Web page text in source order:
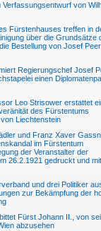
von
Fürstenhauses treffen in
über die Grundsätze
Bestellung von Josef
Regierungschef Josef
einen
Leo Strisower erstattet
des Fürstentums
Liechtenstein
und Franz Xaver
im Fürstentum
der Veranstalter der
26.2.1921 gedruckt und
und drei Politiker
zur Bekämpfung der
Fürst Johann II., von
abzusehen